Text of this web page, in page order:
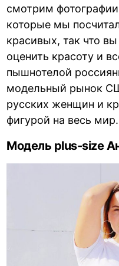
смотрим
которые мы
красивых, так что
оценить красоту и
пышнотелой
модельный рынок
русских женщин и
фигурой на весь мир.
Модель plus-size